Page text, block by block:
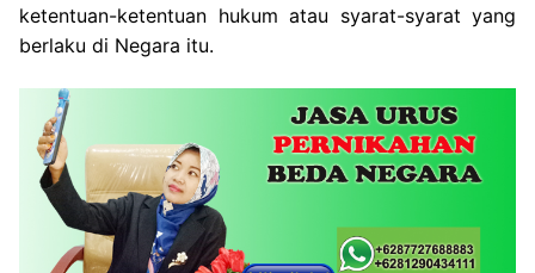
ketentuan-ketentuan hukum atau syarat-syarat yang
berlaku di Negara itu.